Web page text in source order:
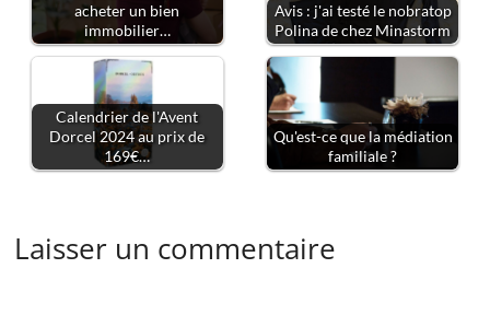
acheter un bien
immobilier…
Avis : j'ai testé le nobratop
Polina de chez Minastorm
Calendrier de l'Avent
Dorcel 2024 au prix de
169€…
Qu'est-ce que la médiation
familiale ?
Laisser un commentaire